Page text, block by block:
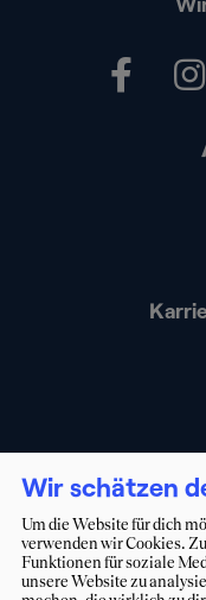
Wir schätzen
Um die Website für dich
verwenden wir Cookies.
Funktionen für soziale
unsere Website zu